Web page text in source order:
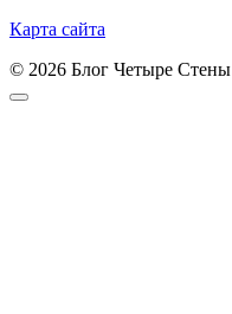
Карта сайта
© 2026 Блог Четыре Стены